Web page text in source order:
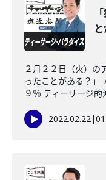
２月２２日（火）の
ったことがある？」
９％ ティーサージ的
2022.02.22|